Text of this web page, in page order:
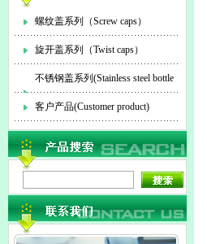
螺纹盖系列（Screw caps）
旋开盖系列（Twist caps）
不锈钢盖系列(Stainless steel bottle
cap)
客户产品(Customer product)